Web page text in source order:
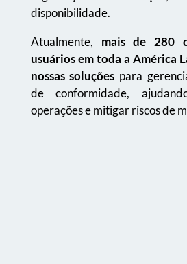
disponibilidade.
Atualmente, mais de 280
usuários em toda a América
nossas soluções para
de conformidade,
operações e mitigar riscos de